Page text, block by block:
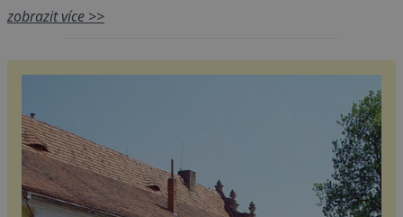
notebooku pohlídat, abyste si užili největší VR
notebook: Jaké parametry si pohlídat Při výběru
zobrazit více >>